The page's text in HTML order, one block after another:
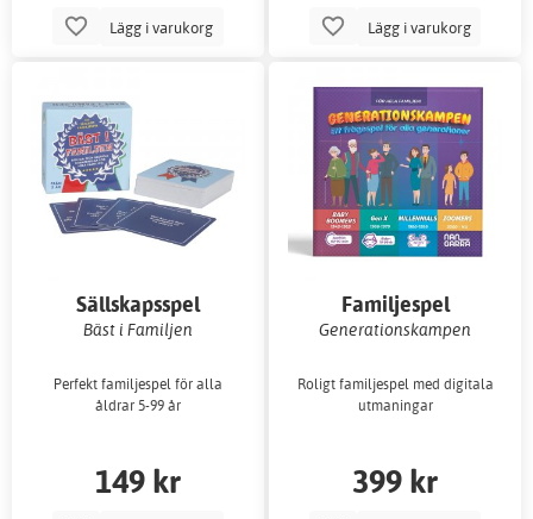
Lägg i varukorg Lägg i varukorg
Sällskapsspel
Bäst i Familjen
Perfekt familjespel för alla
åldrar 5-99 år
149 kr
Familjespel
Generationskampen
Roligt familjespel med digitala
utmaningar
399 kr